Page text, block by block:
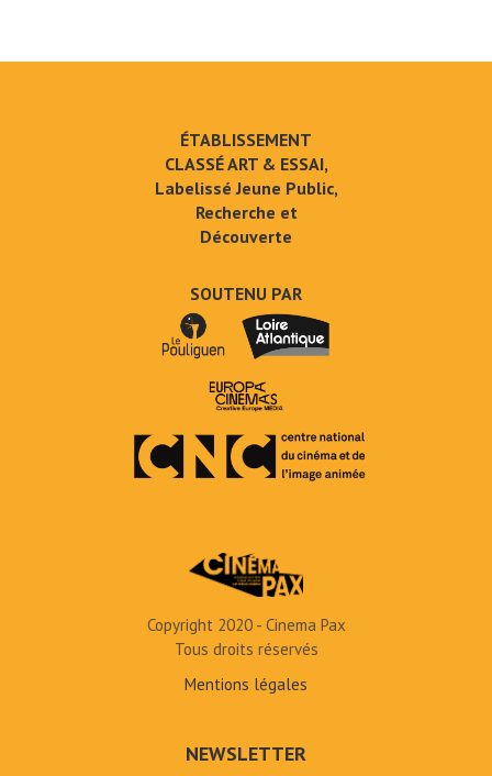
ÉTABLISSEMENT
CLASSÉ ART & ESSAI,
Labelissé Jeune Public,
Recherche et
Découverte
SOUTENU PAR
Copyright 2020 - Cinema Pax
Tous droits réservés
Mentions légales
NEWSLETTER